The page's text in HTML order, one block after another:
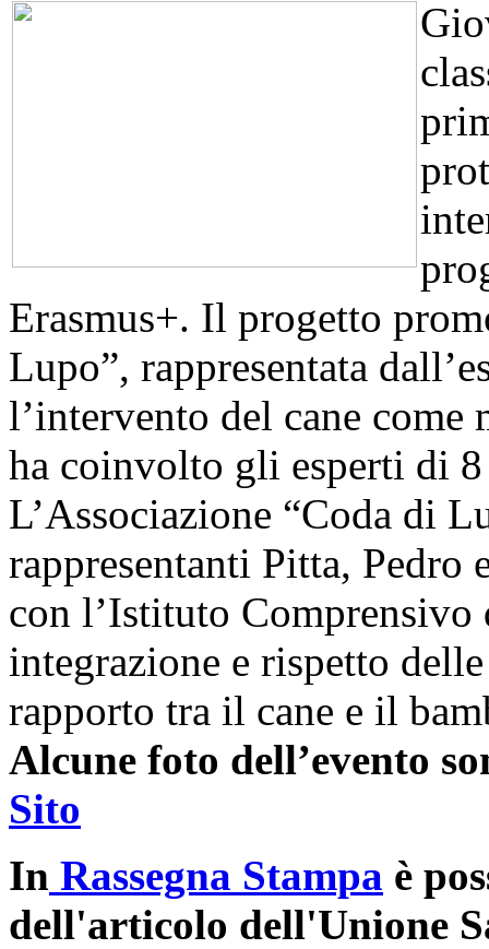
Erasmus+. Il progetto
Lupo”, rappresentata
l’intervento del cane come
ha coinvolto gli esperti di
L’Associazione “Coda di
rappresentanti Pitta, Pedro
con l’Istituto
integrazione e rispetto
rapporto tra il cane e il
Alcune foto dell’evento
Sito
In Rassegna Stampa è
dell'articolo dell'Unione